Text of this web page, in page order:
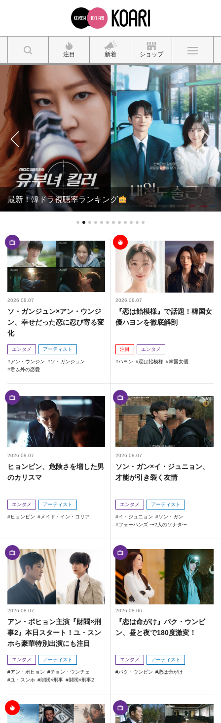
注目 新着 ショップ
最新！韓ドラ視聴率ランキング
2026.08.07
ソ・ガンジュン×アン・ウンジ
ン、幸せだった恋に忍び寄る変
化
エンタメ アーティスト
アン・ウンジン
ソ・ガンジュン
君以外の恋愛
2026.08.07
『恋は飴模様』で話題！韓国女
優ハヨンを徹底解剖
注目 エンタメ
ハヨン 恋は飴模様 韓国女優
2026.08.07
ヒョンビン、危険さを増した男
のカリスマ
エンタメ アーティスト
ヒョンビン メイド・イン・コリア
2026.08.07
ソン・ガン×イ・ジュニョン、
才能が引き裂く友情
エンタメ アーティスト
イ・ジュニョン
ソン・ガン
フォーハンズ 〜2人のソナタ〜
2026.08.07
アン・ボヒョン主演『財閥×刑
事2』本日スタート！ユ・スン
ホら豪華特別出演にも注目
エンタメ アーティスト
アン・ボヒョン
チョン・ウンチェ
ユ・スンホ
財閥×刑事 財閥×刑事2
2026.08.06
『恋は命がけ』パク・ウンビ
ン、昼と夜で180度激変！
エンタメ アーティスト
パク・ウンビン 恋は命がけ